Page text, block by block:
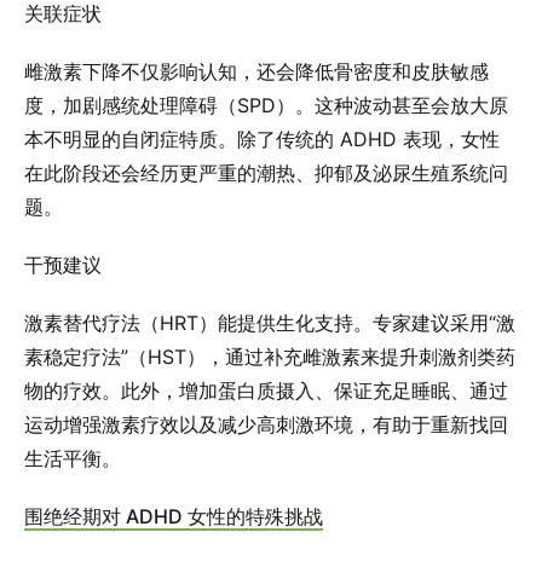
关联症状
雌激素下降不仅影响认知，还会降低骨密度和皮肤敏感
度，加剧感统处理障碍（SPD）。这种波动甚至会放大原
本不明显的自闭症特质。除了传统的 ADHD 表现，女性
在此阶段还会经历更严重的潮热、抑郁及泌尿生殖系统问
题。
干预建议
激素替代疗法（HRT）能提供生化支持。专家建议采用“激
素稳定疗法”（HST），通过补充雌激素来提升刺激剂类药
物的疗效。此外，增加蛋白质摄入、保证充足睡眠、通过
运动增强激素疗效以及减少高刺激环境，有助于重新找回
生活平衡。
围绝经期对 ADHD 女性的特殊挑战